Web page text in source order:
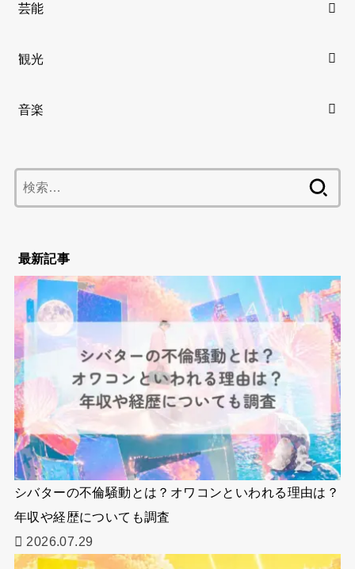
芸能
観光
音楽
索:
最新記事
シバターの不倫騒動とは？オワコンといわれる理由は？
年収や経歴についても調査
2026.07.29